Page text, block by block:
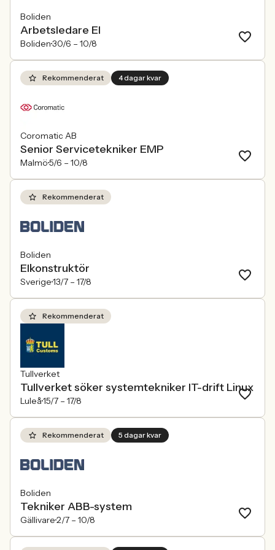
Boliden
Arbetsledare El
Boliden30/6 – 10/8
Rekommenderat 4 dagar kvar
Coromatic AB
Senior Servicetekniker EMP
Malmö5/6 – 10/8
Rekommenderat
Boliden
Elkonstruktör
Sverige13/7 – 17/8
Rekommenderat
Tullverket
Tullverket söker systemtekniker IT-drift Linux
Luleå15/7 – 17/8
Rekommenderat 5 dagar kvar
Boliden
Tekniker ABB-system
Gällivare2/7 – 10/8